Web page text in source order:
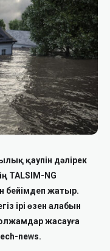
қаупін дәлірек
TALSIM-NG
бейімдеп жатыр.
ірі өзен алабын
жасауға
news.